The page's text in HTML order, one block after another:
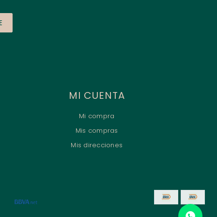
MI CUENTA
Mi compra
Mis compras
Mis direcciones